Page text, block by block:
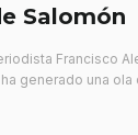
Salomón
Francisco
generado una